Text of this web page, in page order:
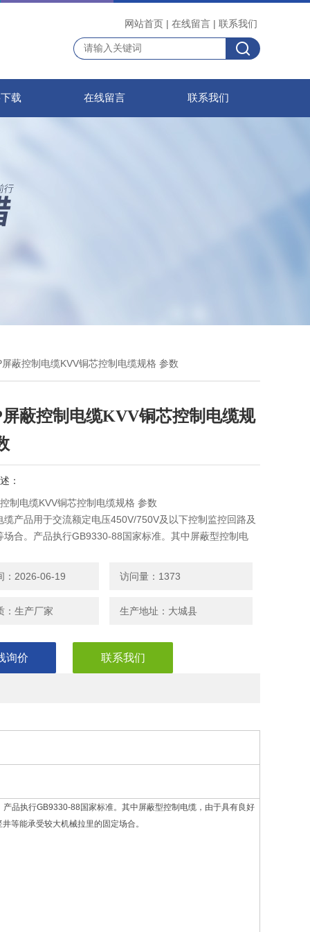
网站首页 | 在线留言 | 联系我们
载 在线留言 联系我们
蔽控制电缆KVV铜芯控制电缆规格 参数
蔽控制电缆KVV铜芯控制电缆规
：
制电缆KVV铜芯控制电缆规格 参数
缆产品用于交流额定电压450V/750V及以下控制监控回路及
场合。产品执行GB9330-88国家标准。其中屏蔽型控制电
电缆沟、管道、直埋、竖井等能承受较大机械拉里的固定场
：2026-06-19 访问量：1373
：生产厂家 生产地址：大城县
询价 联系我们
品执行GB9330-88国家标准。其中屏蔽型控制电缆，由于具有良好
等能承受较大机械拉里的固定场合。